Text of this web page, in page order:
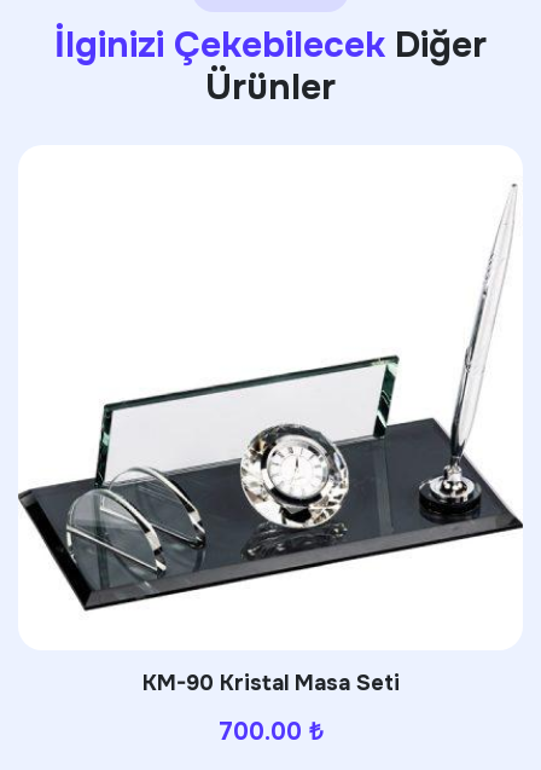
İlginizi Çekebilecek Diğer
Ürünler
3554 French Press Termos
680.00